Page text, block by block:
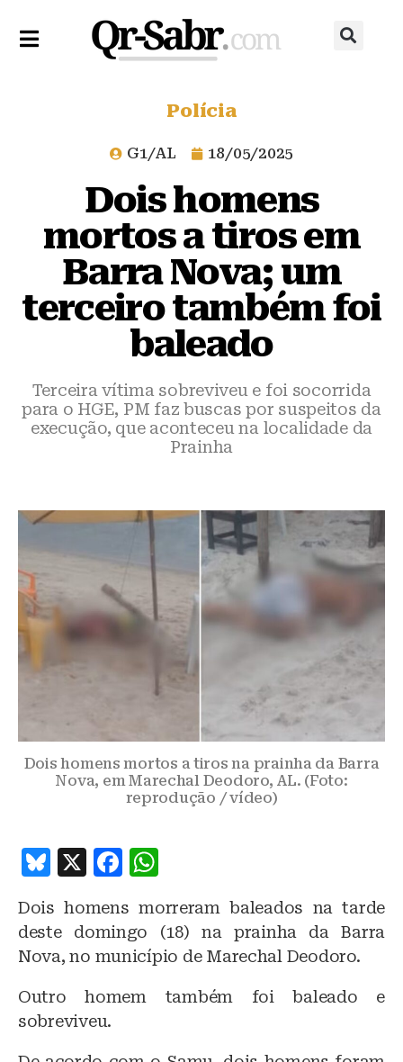
Polícia
G1/AL 18/05/2025
Dois homens
mortos a tiros em
Barra Nova; um
terceiro também foi
baleado
Terceira vítima sobreviveu e foi socorrida
para o HGE, PM faz buscas por suspeitos da
execução, que aconteceu na localidade da
Prainha
Dois homens mortos a tiros na prainha da Barra
Nova, em Marechal Deodoro, AL. (Foto:
reprodução / vídeo)
B
e
s
y
X
F
c
e
o
at
s
p
Dois homens morreram baleados na tarde
deste domingo (18) na prainha da Barra
Nova, no município de Marechal Deodoro.
Outro homem também foi baleado e
sobreviveu.